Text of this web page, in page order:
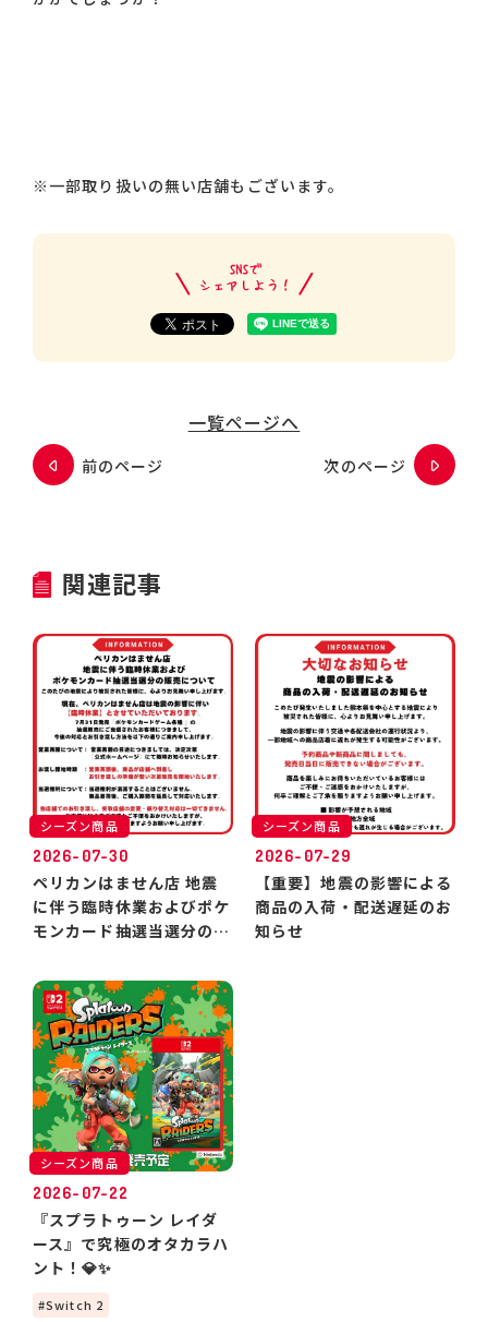
※一部取り扱いの無い店舗もございます。
一覧ページへ
前のページ 次のページ
関連記事
シーズン商品
2026-07-30
ペリカンはません店 地震
に伴う臨時休業およびポケ
モンカード抽選当選分のお
シーズン商品
2026-07-29
【重要】地震の影響による
商品の入荷・配送遅延のお
知らせ
シーズン商品
2026-07-22
『スプラトゥーン レイダ
ース』で究極のオタカラハ
ント！💎✨
Switch 2